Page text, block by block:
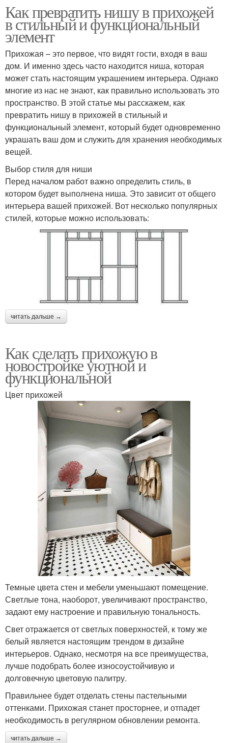
Как превратить нишу в прихожей
в стильный и функциональный
элемент
Прихожая – это первое, что видят гости, входя в ваш
дом. И именно здесь часто находится ниша, которая
может стать настоящим украшением интерьера. Однако
многие из нас не знают, как правильно использовать это
пространство. В этой статье мы расскажем, как
превратить нишу в прихожей в стильный и
функциональный элемент, который будет одновременно
украшать ваш дом и служить для хранения необходимых
вещей.
Выбор стиля для ниши
Перед началом работ важно определить стиль, в
котором будет выполнена ниша. Это зависит от общего
интерьера вашей прихожей. Вот несколько популярных
стилей, которые можно использовать:
читать дальше →
Как сделать прихожую в
новостройке уютной и
функциональной
Цвет прихожей
Темные цвета стен и мебели уменьшают помещение.
Светлые тона, наоборот, увеличивают пространство,
задают ему настроение и правильную тональность.
Свет отражается от светлых поверхностей, к тому же
белый является настоящим трендом в дизайне
интерьеров. Однако, несмотря на все преимущества,
лучше подобрать более износоустойчивую и
долговечную цветовую палитру.
Правильнее будет отделать стены пастельными
оттенками. Прихожая станет просторнее, и отпадет
необходимость в регулярном обновлении ремонта.
читать дальше →